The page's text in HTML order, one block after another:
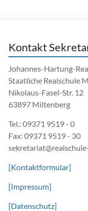
Kontakt
Johannes-Hartung-
Staatliche Realschule
Nikolaus-Fasel-Str. 12
63897 Miltenberg
Tel.: 09371 9519 - 0
Fax: 09371 9519 - 30
[Kontaktformular]
[Impressum]
[Datenschutz]